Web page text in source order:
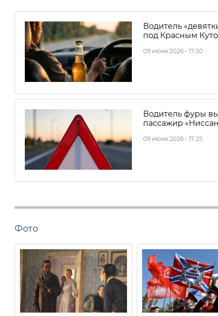
Водитель
под Красным
09 июня 2026 - 17:50
Водитель фуры
пассажир
09 июня 2026 - 17:25
Фото